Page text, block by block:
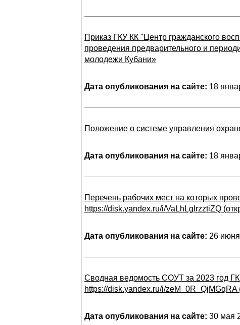
Приказ ГКУ КК "Центр гражданского
проведения предварительного и
молодежи Кубани»
Дата опубликования на сайте: 18
Положение о системе управления
Дата опубликования на сайте: 18
Перечень рабочих мест на которых
https://disk.yandex.ru/i/VaLhLglrzztiZQ
Дата опубликования на сайте: 26
Сводная ведомость СОУТ за 2023 год
https://disk.yandex.ru/i/zeM_0R_QjMGqRA
Дата опубликования на сайте: 30 мая